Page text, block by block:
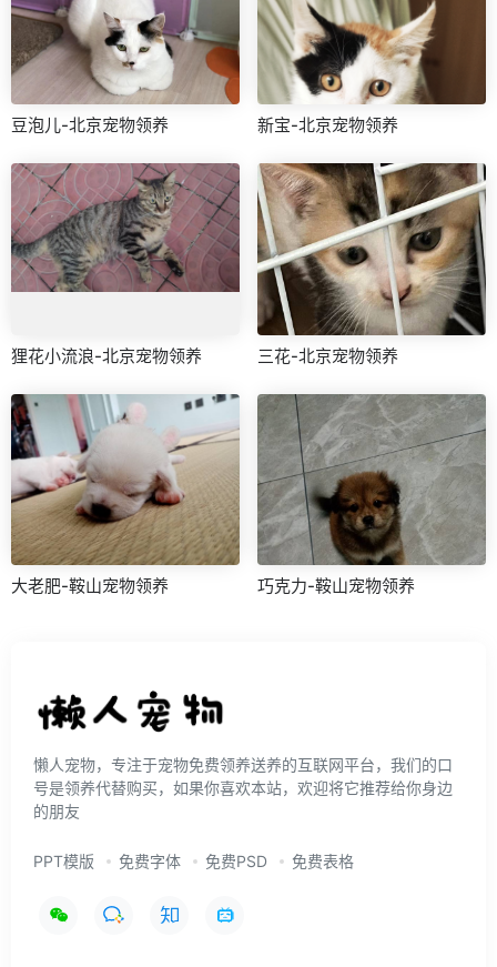
豆泡儿-北京宠物领养 新宝-北京宠物领养
狸花小流浪-北京宠物领养 三花-北京宠物领养
大老肥-鞍山宠物领养 巧克力-鞍山宠物领养
懒人宠物，专注于宠物免费领养送养的互联网平台，我们的口
号是领养代替购买，如果你喜欢本站，欢迎将它推荐给你身边
的朋友
PPT模版 免费字体 免费PSD 免费表格